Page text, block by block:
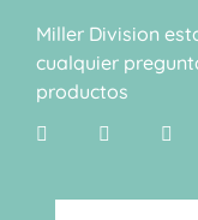
Miller Division
cualquier
productos